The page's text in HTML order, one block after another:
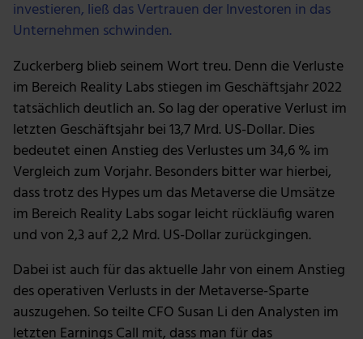
investieren, ließ das Vertrauen der Investoren in das
Unternehmen schwinden.
Zuckerberg blieb seinem Wort treu. Denn die Verluste
im Bereich Reality Labs stiegen im Geschäftsjahr 2022
tatsächlich deutlich an. So lag der operative Verlust im
letzten Geschäftsjahr bei 13,7 Mrd. US-Dollar. Dies
bedeutet einen Anstieg des Verlustes um 34,6 % im
Vergleich zum Vorjahr. Besonders bitter war hierbei,
dass trotz des Hypes um das Metaverse die Umsätze
im Bereich Reality Labs sogar leicht rückläufig waren
und von 2,3 auf 2,2 Mrd. US-Dollar zurückgingen.
Dabei ist auch für das aktuelle Jahr von einem Anstieg
des operativen Verlusts in der Metaverse-Sparte
auszugehen. So teilte CFO Susan Li den Analysten im
letzten Earnings Call mit, dass man für das